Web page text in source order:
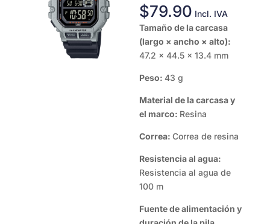
$79.90 Incl. IVA
Tamaño de la carcasa
(largo × ancho × alto):
47.2 × 44.5 × 13.4 mm
Peso:43 g
Material de la carcasa y
el marco: Resina
Correa:Correa de resina
Resistencia al agua:
Resistencia al agua de
100 m
Fuente de alimentación y